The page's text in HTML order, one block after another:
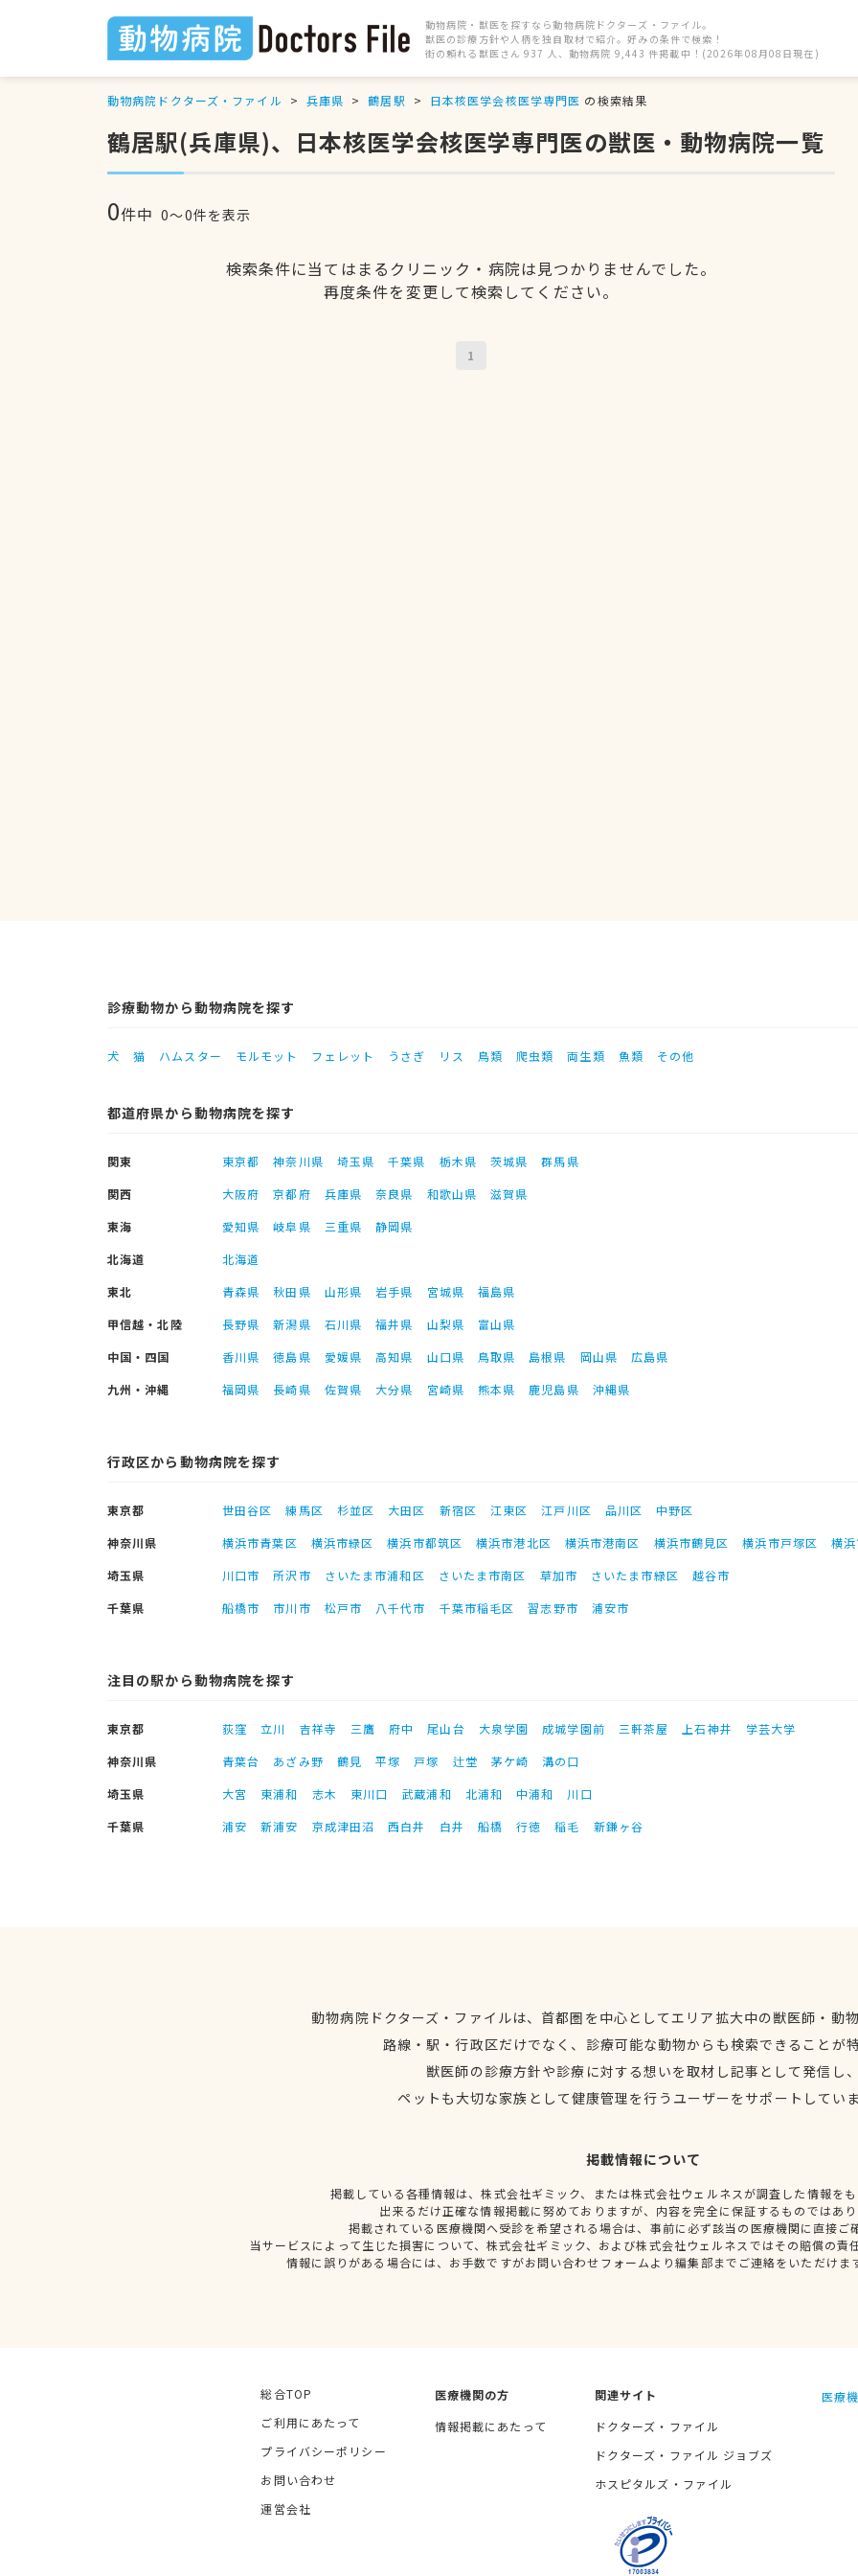
動物病院・獣医を探すなら動物病院ドクターズ・ファイル。
獣医の診療方針や人柄を独自取材で紹介。好みの条件で検索！
街の頼れる獣医さん 937 人、動物病院 9,443 件掲載中！(2026年08月08日現在)
動物病院ドクターズ・ファイル 兵庫県 鶴居駅 日本核医学会核医学専門医 の検索結果
鶴居駅(兵庫県)、日本核医学会核医学専門医の獣医・動物病院一覧
0件中 0〜0件を表示
検索条件に当てはまるクリニック・病院は見つかりませんでした。
再度条件を変更して検索してください。
1
診療動物から動物病院を探す
犬 猫 ハムスター モルモット フェレット うさぎ リス 鳥類 爬虫類 両生類 魚類 その他
都道府県から動物病院を探す
関東 東京都 神奈川県 埼玉県 千葉県 栃木県 茨城県
群馬県
関西
大阪府 京都府 兵庫県 奈良県 和歌山県
滋賀県
東海
愛知県 岐阜県 三重県
静岡県
北海道
北海道
東北
青森県 秋田県 山形県 岩手県 宮城県
福島県
甲信越・北陸
長野県 新潟県 石川県 福井県 山梨県
富山県
中国・四国
香川県 徳島県 愛媛県 高知県 山口県 鳥取県 島根県 岡山県
広島県
九州・沖縄
福岡県 長崎県 佐賀県 大分県 宮崎県 熊本県 鹿児島県 沖縄県
行政区から動物病院を探す
東京都 世田谷区 練馬区 杉並区 大田区 新宿区 江東区 江戸川区 品川区
中野区
神奈川県
横浜市青葉区 横浜市緑区 横浜市都筑区 横浜市港北区 横浜市港南区 横浜市鶴見区 横浜市戸塚区
横
埼玉県
川口市 所沢市 さいたま市浦和区 さいたま市南区 草加市 さいたま市緑区
越谷市
千葉県
船橋市 市川市 松戸市 八千代市 千葉市稲毛区 習志野市 浦安市
注目の駅から動物病院を探す
東京都 荻窪 立川 吉祥寺 三鷹 府中 尾山台 大泉学園 成城学園前 三軒茶屋 上石神井
学芸大学
神奈川県
青葉台 あざみ野 鶴見 平塚 戸塚 辻堂 茅ケ崎
溝の口
埼玉県
大宮 東浦和 志木 東川口 武蔵浦和 北浦和 中浦和
川口
千葉県
浦安 新浦安 京成津田沼 西白井 白井 船橋 行徳 稲毛 新鎌ヶ谷
動物病院ドクターズ・ファイルは、首都圏を中心としてエリア拡大中の獣医師・動
路線・駅・行政区だけでなく、診療可能な動物からも検索できることが
獣医師の診療方針や診療に対する想いを取材し記事として発信し
ペットも大切な家族として健康管理を行うユーザーをサポートしてい
掲載情報について
掲載している各種情報は、株式会社ギミック、または株式会社ウェルネスが調査した情報を
出来るだけ正確な情報掲載に努めておりますが、内容を完全に保証するものではあ
掲載されている医療機関へ受診を希望される場合は、事前に必ず該当の医療機関に直接ご
当サービスによって生じた損害について、株式会社ギミック、および株式会社ウェルネスではその賠償の責
情報に誤りがある場合には、お手数ですがお問い合わせフォームより編集部までご連絡をいただけま
総合TOP
ご利用にあたって
プライバシーポリシー
お問い合わせ
運営会社
医療機関の方
情報掲載にあたって
関連サイト
ドクターズ・ファイル
ドクターズ・ファイル ジョブズ
ホスピタルズ・ファイル
医療